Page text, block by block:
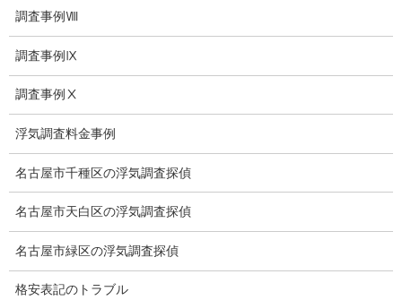
探偵を本業
調査機器
浮気調査プランのご案内
浮気調査の相場
調査費用と調査日数の目安
調査事例Ⅷ
調査事例Ⅸ
調査事例Ⅹ
浮気調査料金事例
名古屋市千種区の浮気調査探偵
名古屋市天白区の浮気調査探偵
名古屋市緑区の浮気調査探偵
格安表記のトラブル